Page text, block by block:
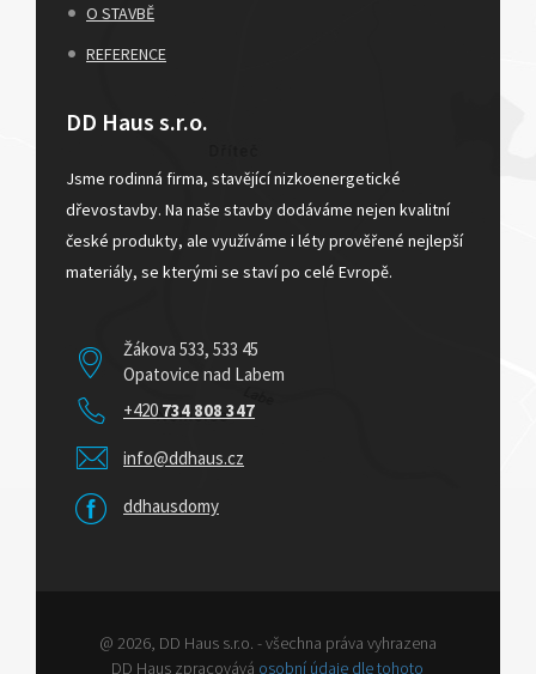
O STAVBĚ
REFERENCE
DD Haus s.r.o.
Jsme rodinná firma, stavějící nizkoenergetické
dřevostavby. Na naše stavby dodáváme nejen kvalitní
české produkty, ale využíváme i léty prověřené nejlepší
materiály, se kterými se staví po celé Evropě.
Žákova 533, 533 45
Opatovice nad Labem
+420 734 808 347
info@ddhaus.cz
ddhausdomy
@ 2026, DD Haus s.r.o. - všechna práva vyhrazena
DD Haus zpracovává osobní údaje dle tohoto